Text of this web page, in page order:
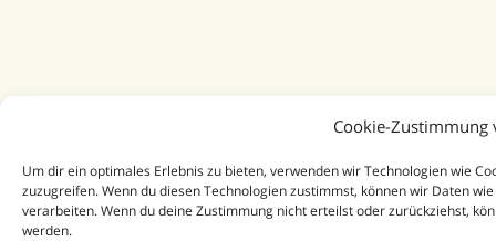
Cookie-Zustimmung
Um dir ein optimales Erlebnis zu bieten, verwenden wir Technologien wie
zuzugreifen. Wenn du diesen Technologien zustimmst, können wir Daten
verarbeiten. Wenn du deine Zustimmung nicht erteilst oder zurückziehst,
werden.